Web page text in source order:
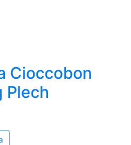
Cioccobon
Plech